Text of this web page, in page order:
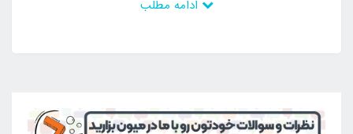
رنگ بدنه اقدام نمایند و از آن بهره برداری کنند. کیف مد
در زمان نیاز در دسترس داشت. از این رو مزیت های زیادی
دارد که می توان با توجه به آن ها به راحتی وسایل مورد